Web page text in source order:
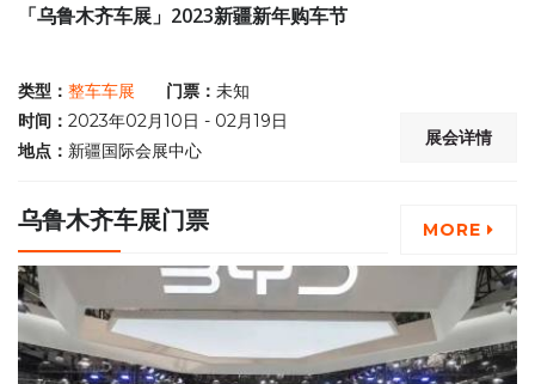
「乌鲁木齐车展」2023新疆新年购车节
类型： 整车车展 门票： 未知
时间： 2023年02月10日 - 02月19日
地点： 新疆国际会展中心
展会详情
乌鲁木齐车展门票 MORE